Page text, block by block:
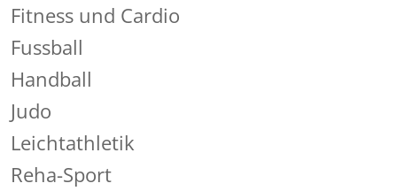
Fitness und Cardio
Fussball
Handball
Judo
Leichtathletik
Reha-Sport